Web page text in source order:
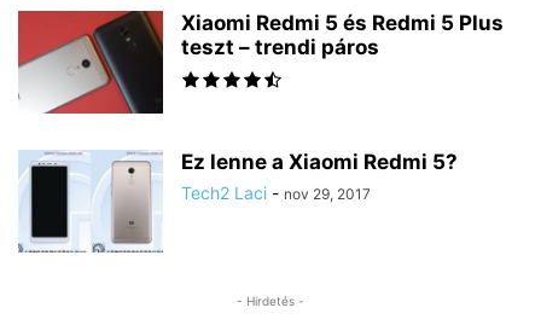
Xiaomi Redmi 5 és Redmi 5 Plus
teszt – trendi páros
Ez lenne a Xiaomi Redmi 5?
Tech2 Laci - nov 29, 2017
- Hirdetés -